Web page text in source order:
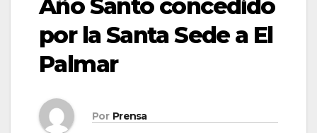
Año Santo concedido
por la Santa Sede a El
Palmar
Por Prensa